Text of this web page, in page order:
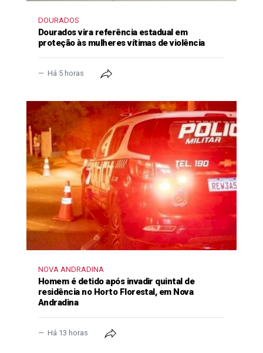
DOURADOS
Dourados vira referência estadual em
proteção às mulheres vítimas de violência
Há 5 horas
NOVA ANDRADINA
Homem é detido após invadir quintal de
residência no Horto Florestal, em Nova
Andradina
Há 13 horas